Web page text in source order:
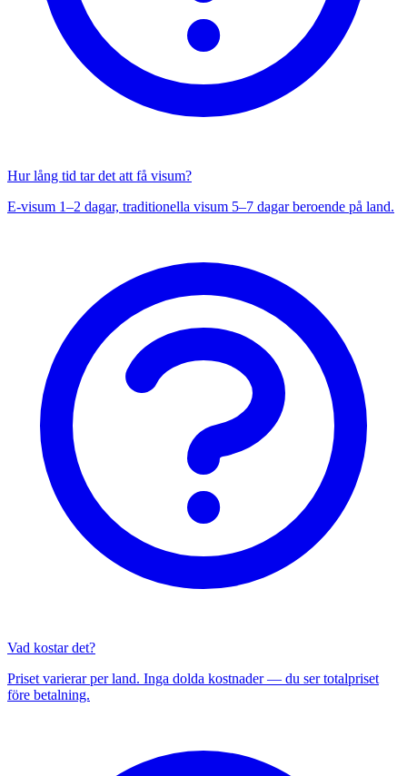
Hur lång tid tar det att få visum?
E-visum 1–2 dagar, traditionella visum 5–7 dagar beroende på land.
Vad kostar det?
Priset varierar per land. Inga dolda kostnader — du ser totalpriset
före betalning.